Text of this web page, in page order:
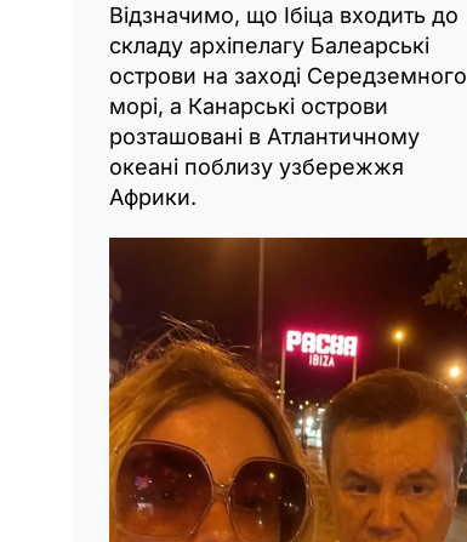
Відзначимо, що Ібіца входить до
складу архіпелагу Балеарські
острови на заході Середземного
морі, а Канарські острови
розташовані в Атлантичному
океані поблизу узбережжя
Африки.